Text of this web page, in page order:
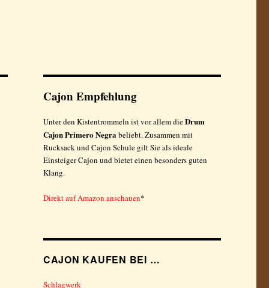
Cajon Empfehlung
Unter den Kistentrommeln ist vor allem dieDrum
Cajon Primero Negrabeliebt. Zusammen mit
Rucksack und Cajon Schule gilt Sie als ideale
Einsteiger Cajon und bietet einen besonders guten
Klang.
Direkt auf Amazon anschauen*
CAJON KAUFEN BEI …
Schlagwerk